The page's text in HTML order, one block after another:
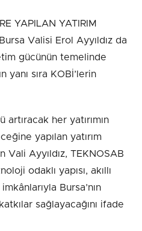
YAPILAN YATIRIM
Valisi Erol Ayyıldız da
gücünün temelinde
yanı sıra KOBİ’lerin
her yatırımın
yapılan yatırım
Vali Ayyıldız, TEKNOSAB
odaklı yapısı, akıllı
Bursa’nın
sağlayacağını ifade